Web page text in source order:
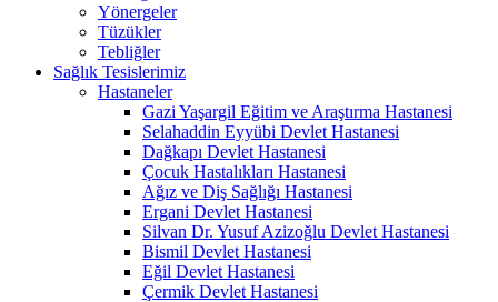
Yönergeler
Tüzükler
Tebliğler
Sağlık Tesislerimiz
Hastaneler
Gazi Yaşargil Eğitim ve Araştırma Hastanesi
Selahaddin Eyyübi Devlet Hastanesi
Dağkapı Devlet Hastanesi
Çocuk Hastalıkları Hastanesi
Ağız ve Diş Sağlığı Hastanesi
Ergani Devlet Hastanesi
Silvan Dr. Yusuf Azizoğlu Devlet Hastanesi
Bismil Devlet Hastanesi
Eğil Devlet Hastanesi
Çermik Devlet Hastanesi